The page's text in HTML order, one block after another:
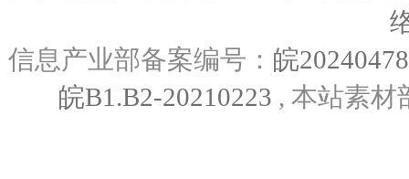
信息产业部备案编号： 皖
皖B1.B2-20210223 , 本站素材